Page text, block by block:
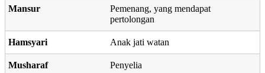
Mansur
Pemenang, yang mendapat
pertolongan
Hamsyari Anak jati watan
Musharaf Penyelia